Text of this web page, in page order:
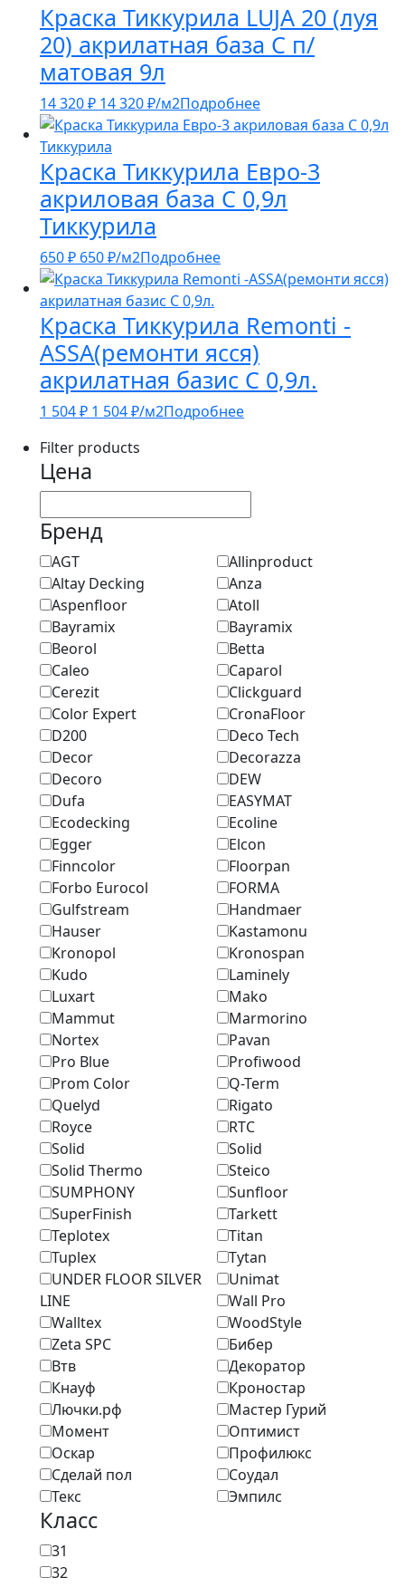
Краска Тиккурила LUJA 20 (луя
20) акрилатная база С п/
матовая 9л
14 320₽ 14 320₽/м2Подробнее
Краска Тиккурила Евро-3
акриловая база С 0,9л
Тиккурила
650₽ 650₽/м2Подробнее
Краска Тиккурила Remonti -
ASSA(ремонти ясся)
акрилатная базис С 0,9л.
1 504₽ 1 504₽/м2Подробнее
Filter products
Цена
Бренд
AGT
Allinproduct
Altay Decking
Anza
Aspenfloor
Atoll
Bayramix
Bayramix
Beorol
Betta
Caleo
Caparol
Cerezit
Clickguard
Color Expert
CronaFloor
D200
Deco Tech
Decor
Decorazza
Decoro
DEW
Dufa
EASYMAT
Ecodecking
Ecoline
Egger
Elcon
Finncolor
Floorpan
Forbo Eurocol
FORMA
Gulfstream
Handmaer
Hauser
Kastamonu
Kronopol
Kronospan
Kudo
Laminely
Luxart
Mako
Mammut
Marmоrino
Nortex
Pavan
Pro Blue
Profiwood
Prom Color
Q-Term
Quelyd
Rigato
Royce
RTC
Solid
Solid
Solid Thermo
Steico
SUMPHONY
Sunfloor
SuperFinish
Tarkett
Teplotex
Titan
Tuplex
Tytan
UNDER FLOOR SILVER
LINE
Unimat
Wall Pro
Walltex
WoodStyle
Zeta SPC
Бибер
Втв
Декоратор
Кнауф
Кроностар
Лючки.рф
Мастер Гурий
Момент
Оптимист
Оскар
Профилюкс
Сделай пол
Соудал
Текс
Эмпилс
Класс
31
32